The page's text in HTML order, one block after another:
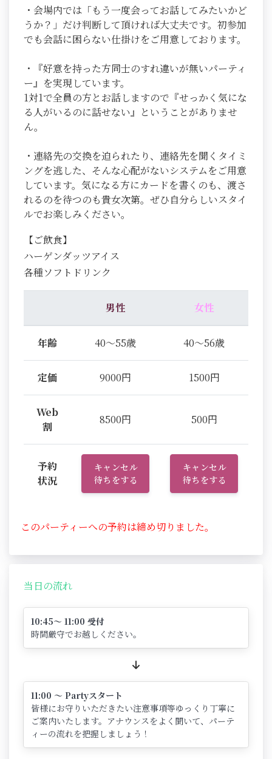
・会場内では「もう一度会ってお話してみたいかど
うか？」だけ判断して頂ければ大丈夫です。初参加
でも会話に困らない仕掛けをご用意しております。
・『好意を持った方同士のすれ違いが無いパーティ
ー』を実現しています。
1対1で全員の方とお話しますので『せっかく気にな
る人がいるのに話せない』ということがありませ
ん。
・連絡先の交換を迫られたり、連絡先を聞くタイミ
ングを逃した、そんな心配がないシステムをご用意
しています。気になる方にカードを書くのも、渡さ
れるのを待つのも貴女次第。ぜひ自分らしいスタイ
ルでお楽しみください。
【ご飲食】
ハーゲンダッツアイス
各種ソフトドリンク
男性 女性
年齢 40～55歳 40～56歳
定価 9000円 1500円
Web
割
8500円 500円
予約
状況
キャンセル
待ちをする
キャンセル
待ちをする
このパーティーへの予約は締め切りました。
当日の流れ
10:45～ 11:00 受付
時間厳守でお越しください。
11:00 ～ Partyスタート
皆様にお守りいただきたい注意事項等ゆっくり丁寧に
ご案内いたします。アナウンスをよく聞いて、パーテ
ィーの流れを把握しましょう！